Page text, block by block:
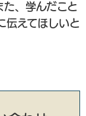
た、学んだこと
伝えてほしいと